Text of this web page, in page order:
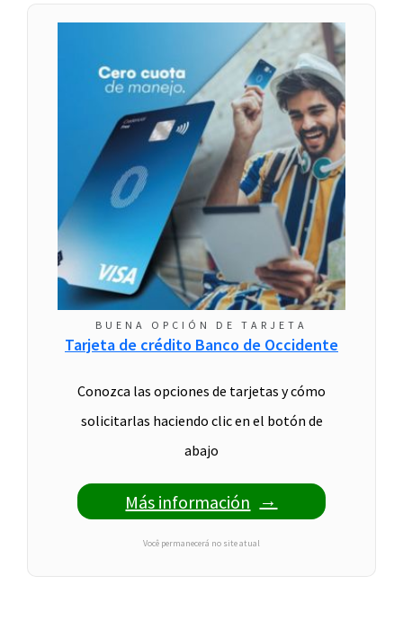
BUENA OPCIÓN DE TARJETA
Tarjeta de crédito Banco de Occidente
Conozca las opciones de tarjetas y cómo
solicitarlas haciendo clic en el botón de
abajo
Más información
Você permanecerá no site atual